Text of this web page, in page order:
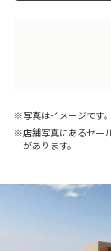
写真はイメージです。
店舗写真にあるセー
があります。